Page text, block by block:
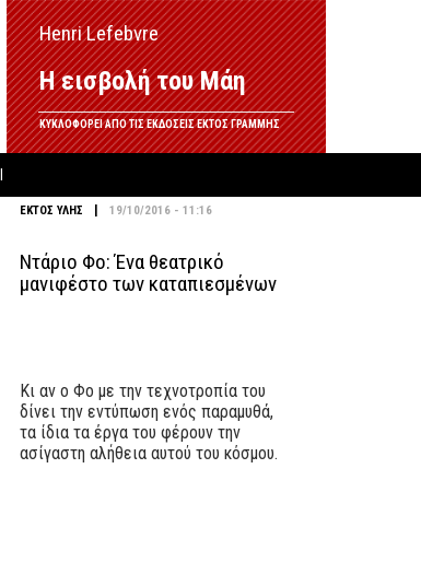
Henri Lefebvre
Η εισβολή του Μάη
ΚΥΚΛΟΦΟΡΕΙ ΑΠΟ ΤΙΣ ΕΚΔΟΣΕΙΣ ΕΚΤΟΣ ΓΡΑΜΜΗΣ
ΕΚΤΟΣ ΥΛΗΣ 19/10/2016 - 11:16
Ντάριο Φο: Ένα θεατρικό
μανιφέστο των καταπιεσμένων
Κι αν ο Φο με την τεχνοτροπία του
δίνει την εντύπωση ενός παραμυθά,
τα ίδια τα έργα του φέρουν την
ασίγαστη αλήθεια αυτού του κόσμου.